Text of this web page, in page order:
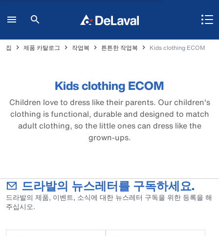
집 제품 카탈로그 작업복 튼튼한 작업복 Kids clothing ECOM
Kids clothing ECOM
Children love to dress like their parents. Our children's
clothing is functional, durable and designed to match
adult clothing, so the little ones can dress like the
grown-ups.
드라발의 뉴스레터를 구독하세요.
드라발의 제품, 이벤트, 소식에 대한 뉴스레터 구독을 위한 등록을 해
주십시오.